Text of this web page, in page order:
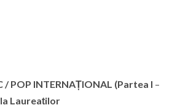
/ POP INTERNAȚIONAL (Partea I –
Laureaților